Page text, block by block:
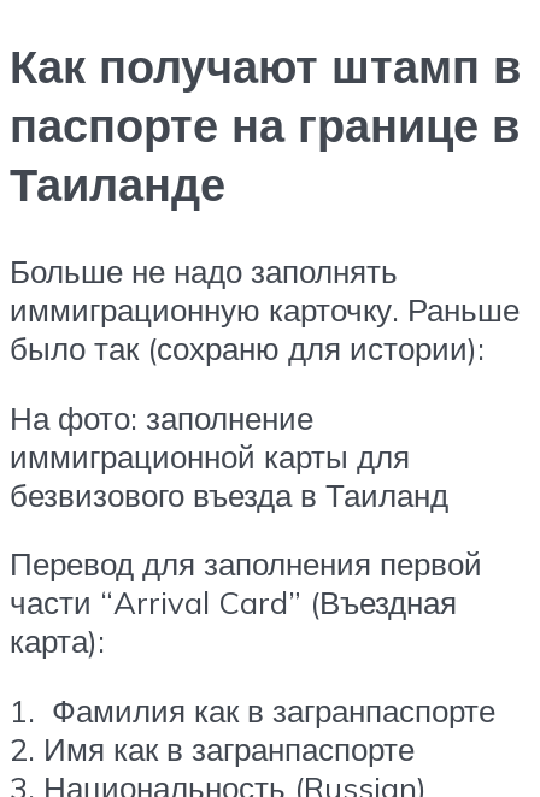
Как получают штамп в
паспорте на границе в
Таиланде
Больше не надо заполнять
иммиграционную карточку. Раньше
было так (сохраню для истории):
На фото: заполнение
иммиграционной карты для
безвизового въезда в Таиланд
Перевод для заполнения первой
части “Arrival Card” (Въездная
карта):
1. Фамилия как в загранпаспорте
2. Имя как в загранпаспорте
3. Национальность (Russian)